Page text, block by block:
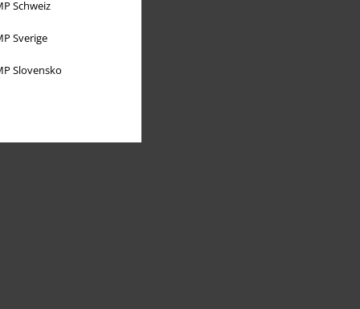
Schweiz
Sverige
Slovensko